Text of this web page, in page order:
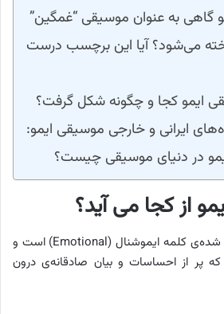
گاهی به عنوان موسیقی “غمگین”
می‌شود؟ آیا این برچسب درست
ایمو کجا و چگونه شکل گرفت؟
ایرانی و خارجی موسیقی ایمو:
در دنیای موسیقی چیست؟
از کجا می آید؟
کلمه‌ی ایمو در واقع کوتاه شده‌ی کلمه ایموشنال (Emotional) است و
که پر از احساسات و بیان صادقانه‌ی درون